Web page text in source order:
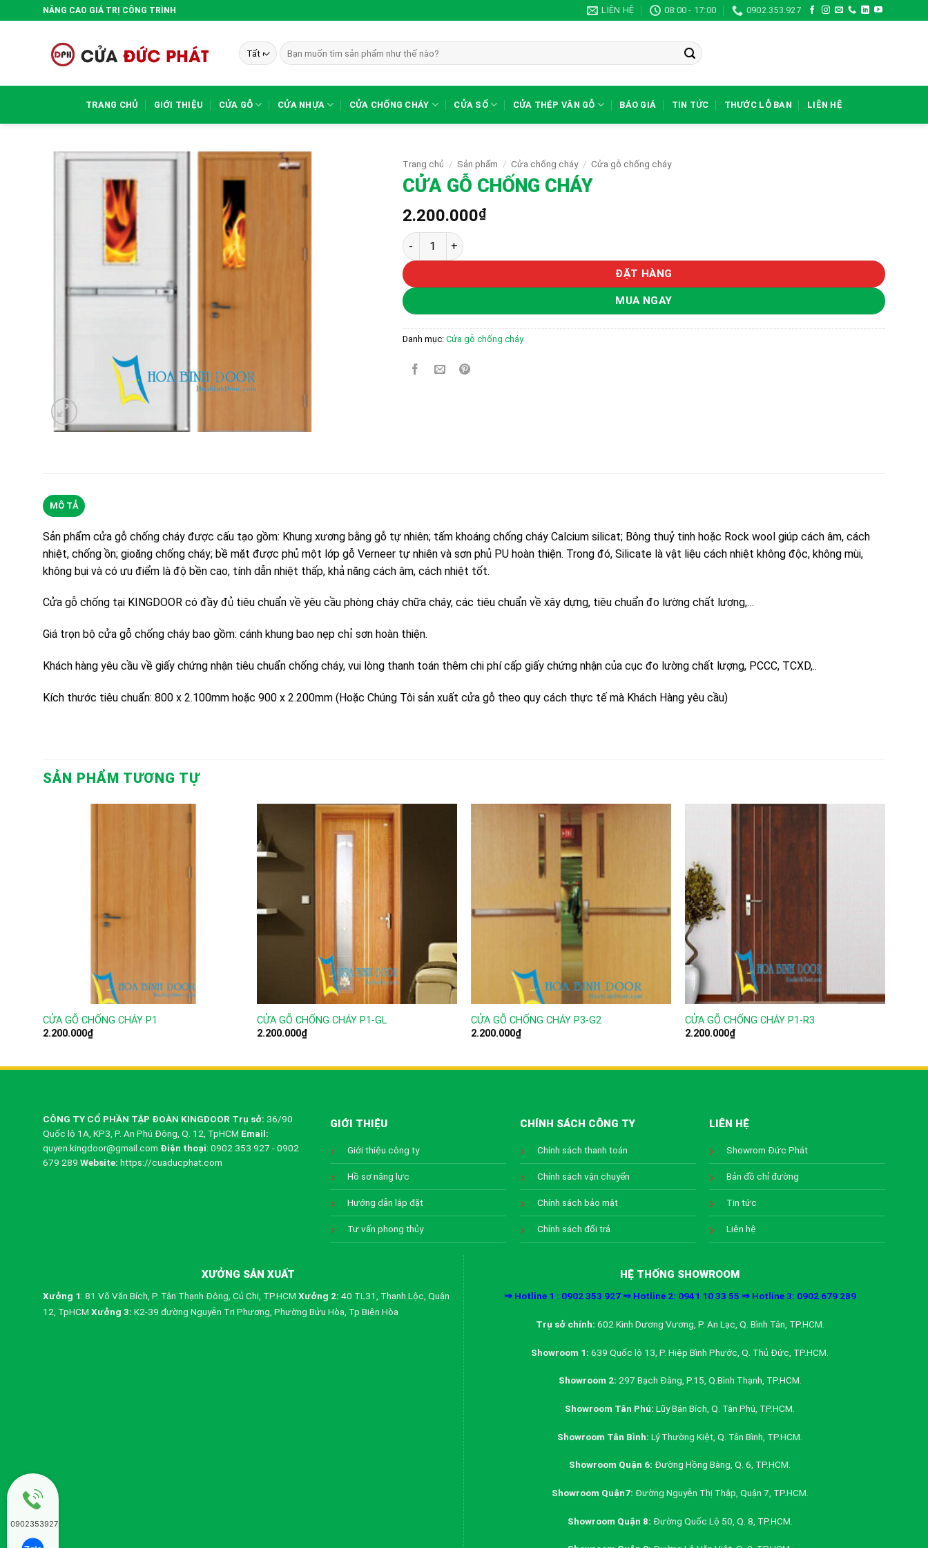
qua
NÂNG CAO GIÁ TRỊ CÔNG TRÌNH LIÊN HỆ 08:00 - 17:00 0902.353.927
Tìm
kiếm:
TRANG CHỦ GIỚI THIỆU CỬA GỖ CỬA NHỰA CỬA CHỐNG CHÁY CỬA SỔ CỬA THÉP VÂN GỖ BÁO GIÁ TIN TỨC THƯỚC LỖ BAN LIÊN HỆ
Trang chủ / Sản phẩm / Cửa chống cháy / Cửa gỗ chống cháy
CỬA GỖ CHỐNG CHÁY
2.200.000₫
CỬA GỖ CHỐNG CHÁY số lượng
ĐẶT HÀNG
MUA NGAY
Danh mục: Cửa gỗ chống cháy
MÔ TẢ
Sản phẩm cửa gỗ chống cháy được cấu tạo gồm: Khung xương bằng gỗ tự nhiên; tấm khoáng chống cháy Calcium silicat; Bông thuỷ tinh hoặc Rock wool giúp cách âm, cách
nhiệt, chống ồn; gioăng chống cháy; bề mặt được phủ một lớp gỗ Verneer tự nhiên và sơn phủ PU hoàn thiện. Trong đó, Silicate là vật liệu cách nhiệt không độc, không mùi,
không bụi và có ưu điểm là độ bền cao, tính dẫn nhiệt thấp, khả năng cách âm, cách nhiệt tốt.
Cửa gỗ chống tại KINGDOOR có đầy đủ tiêu chuẩn về yêu cầu phòng cháy chữa cháy, các tiêu chuẩn về xây dựng, tiêu chuẩn đo lường chất lượng,…
Giá trọn bộ cửa gỗ chống cháy bao gồm: cánh khung bao nẹp chỉ sơn hoàn thiện.
Khách hàng yêu cầu về giấy chứng nhận tiêu chuẩn chống cháy, vui lòng thanh toán thêm chi phí cấp giấy chứng nhận của cục đo lường chất lượng, PCCC, TCXD,..
Kích thước tiêu chuẩn: 800 x 2.100mm hoặc 900 x 2.200mm (Hoặc Chúng Tôi sản xuất cửa gỗ theo quy cách thực tế mà Khách Hàng yêu cầu)
SẢN PHẨM TƯƠNG TỰ
CỬA GỖ CHỐNG CHÁY P1
2.200.000₫
CỬA GỖ CHỐNG CHÁY P1-GL
2.200.000₫
CỬA GỖ CHỐNG CHÁY P3-G2
2.200.000₫
CỬA GỖ CHỐNG CHÁY P1-R3
2.200.000₫
CÔNG TY CỔ PHẦN TẬP ĐOÀN KINGDOOR Trụ sở: 36/90
Quốc lộ 1A, KP3, P. An Phú Đông, Q. 12, TpHCM Email:
quyen.kingdoor@gmail.com Điện thoại: 0902 353 927 - 0902
679 289 Website: https://cuaducphat.com
GIỚI THIỆU
Giới thiệu công ty
Hồ sơ năng lực
Hướng dẫn lắp đặt
Tư vấn phong thủy
CHÍNH SÁCH CÔNG TY
Chính sách thanh toán
Chính sách vận chuyển
Chính sách bảo mật
Chính sách đổi trả
LIÊN HỆ
Showrom Đức Phát
Bản đồ chỉ đường
Tin tức
Liên hệ
XƯỞNG SẢN XUẤT
Xưởng 1: 81 Võ Văn Bích, P. Tân Thạnh Đông, Củ Chi, TP.HCM Xưởng 2: 40 TL31, Thạnh Lộc, Quận
12, TpHCM Xưởng 3: K2-39 đường Nguyễn Tri Phương, Phường Bửu Hòa, Tp Biên Hòa
HỆ THỐNG SHOWROOM
⇒ Hotline 1 : 0902 353 927 ⇒ Hotline 2: 0941 10 33 55 ⇒ Hotline 3: 0902 679 289
Trụ sở chính: 602 Kinh Dương Vương, P. An Lạc, Q. Bình Tân, TP.HCM.
Showroom 1: 639 Quốc lộ 13, P. Hiệp Bình Phước, Q. Thủ Đức, TP.HCM.
Showroom 2: 297 Bạch Đằng, P.15, Q.Bình Thạnh, TP.HCM.
Showroom Tân Phú: Lũy Bán Bích, Q. Tân Phú, TP.HCM.
Showroom Tân Bình: Lý Thường Kiệt, Q. Tân Bình, TP.HCM.
Showroom Quận 6: Đường Hồng Bàng, Q. 6, TP.HCM.
Showroom Quận7: Đường Nguyễn Thị Thập, Quận 7, TP.HCM.
Showroom Quận 8: Đường Quốc Lộ 50, Q. 8, TP.HCM.
0902353927